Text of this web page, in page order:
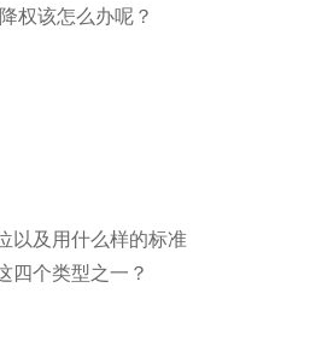
权该怎么办呢？
以及用什么样的标准
四个类型之一？